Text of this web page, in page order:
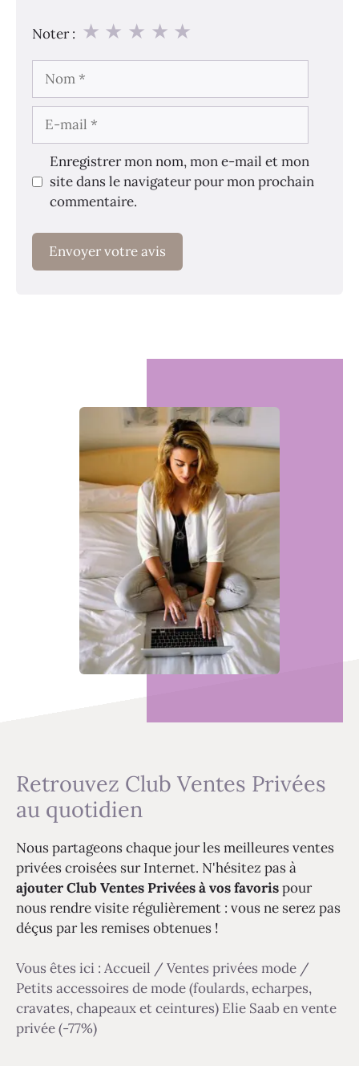
Noter : ★
★
★
★
★
Nom
E-
mail
Enregistrer mon nom, mon e-mail et mon
site dans le navigateur pour mon prochain
commentaire.
Retrouvez Club Ventes Privées
au quotidien
Nous partageons chaque jour les meilleures ventes
privées croisées sur Internet. N'hésitez pas à
ajouter Club Ventes Privées à vos favorispour
nous rendre visite régulièrement : vous ne serez pas
déçus par les remises obtenues !
Vous êtes ici : Accueil / Ventes privées mode /
Petits accessoires de mode (foulards, echarpes,
cravates, chapeaux et ceintures) Elie Saab en vente
privée (-77%)